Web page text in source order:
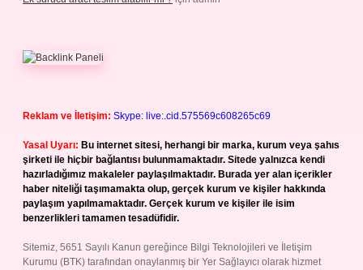
Reklam ve İletişim: Skype: live:.cid.575569c608265c69
Yasal Uyarı: Bu internet sitesi, herhangi bir marka, kurum veya şahıs
şirketi ile hiçbir bağlantısı bulunmamaktadır. Sitede yalnızca kendi
hazırladığımız makaleler paylaşılmaktadır. Burada yer alan içerikler
haber niteliği taşımamakta olup, gerçek kurum ve kişiler hakkında
paylaşım yapılmamaktadır. Gerçek kurum ve kişiler ile isim
benzerlikleri tamamen tesadüfidir.
Sitemiz, 5651 Sayılı Kanun gereğince Bilgi Teknolojileri ve İletişim
Kurumu (BTK) tarafından onaylanmış bir Yer Sağlayıcı olarak hizmet